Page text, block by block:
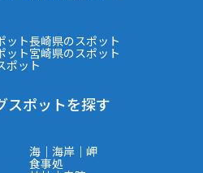
ット長崎県のスポット
ット宮崎県のスポット
ポット
スポットを探す
海｜海岸｜岬
食事処